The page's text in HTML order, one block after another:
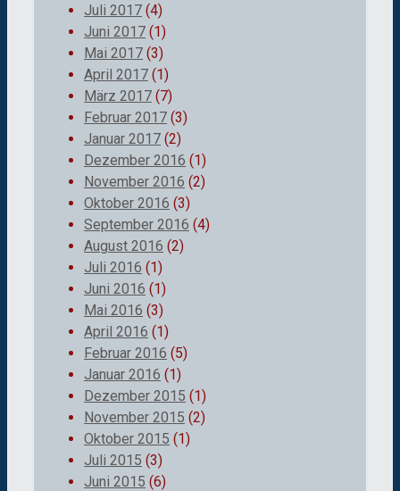
Juli 2017 (4)
Juni 2017 (1)
Mai 2017 (3)
April 2017 (1)
März 2017 (7)
Februar 2017 (3)
Januar 2017 (2)
Dezember 2016 (1)
November 2016 (2)
Oktober 2016 (3)
September 2016 (4)
August 2016 (2)
Juli 2016 (1)
Juni 2016 (1)
Mai 2016 (3)
April 2016 (1)
Februar 2016 (5)
Januar 2016 (1)
Dezember 2015 (1)
November 2015 (2)
Oktober 2015 (1)
Juli 2015 (3)
Juni 2015 (6)